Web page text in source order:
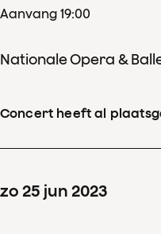
Aanvang 19:00
Nationale Opera &
Concert heeft al
zo 25 jun 2023